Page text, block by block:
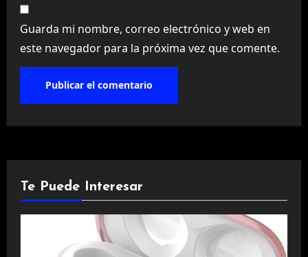
Guarda mi nombre, correo electrónico y web en
este navegador para la próxima vez que comente.
Te Puede Interesar